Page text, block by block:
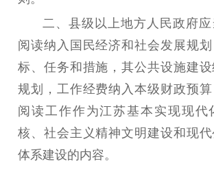
哲学社科
社科强省 工作通知
江苏文脉
资料
二 、 县级以上地方人民政府
阅读纳入国民经济和社会发展规划
标、任务和措施，其公共设施建
规划，工作经费纳入本级财政预
阅读工作作为江苏基本实现现代
核、社会主义精神文明建设和现
体系建设的内容。